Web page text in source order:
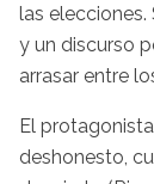
las elecciones.
y un discurso
arrasar entre
El
deshonesto,